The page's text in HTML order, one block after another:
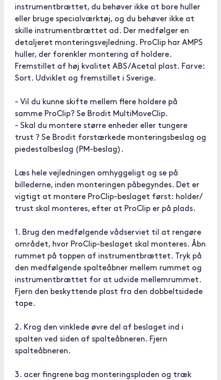
instrumentbrættet, du behøver ikke at bore huller
eller bruge specialværktøj, og du behøver ikke at
skille instrumentbrættet ad. Der medfølger en
detaljeret monteringsvejledning. ProClip har AMPS
huller, der forenkler montering af holdere.
Fremstillet af høj kvalitet ABS/Acetal plast. Farve:
Sort. Udviklet og fremstillet i Sverige.
- Vil du kunne skifte mellem flere holdere på
samme ProClip? Se Brodit MultiMoveClip.
- Skal du montere større enheder eller tungere
trust ? Se Brodit forstærkede monteringsbeslag og
piedestalbeslag (PM-beslag).
Læs hele vejledningen omhyggeligt og se på
billederne, inden monteringen påbegyndes. Det er
vigtigt at montere ProClip-beslaget først: holder/
trust skal monteres, efter at ProClip er på plads.
1. Brug den medfølgende vådserviet til at rengøre
området, hvor ProClip-beslaget skal monteres. Åbn
rummet på toppen af instrumentbrættet. Tryk på
den medfølgende spalteåbner mellem rummet og
instrumentbrættet for at udvide mellemrummet.
Fjern den beskyttende plast fra den dobbeltsidede
tape.
2. Krog den vinklede øvre del af beslaget ind i
spalten ved siden af spalteåbneren. Fjern
spalteåbneren.
3. acer fingrene bag monteringspladen og træk